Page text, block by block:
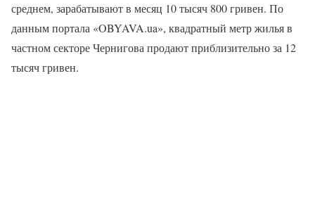
среднем, зарабатывают в месяц 10 тысяч 800 гривен. По
данным портала «OBYAVA.ua», квадратный метр жилья в
частном секторе Чернигова продают приблизительно за 12
тысяч гривен.